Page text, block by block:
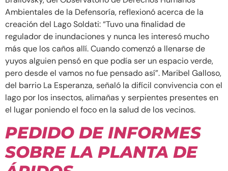
Ambientales de la Defensoría, reflexionó acerca de la
creación del Lago Soldati: “Tuvo una finalidad de
regulador de inundaciones y nunca les interesó mucho
más que los caños allí. Cuando comenzó a llenarse de
yuyos alguien pensó en que podía ser un espacio verde,
pero desde el vamos no fue pensado así”. Maribel Galloso,
del barrio La Esperanza, señaló la difícil convivencia con el
lago por los insectos, alimañas y serpientes presentes en
el lugar poniendo el foco en la salud de los vecinos.
PEDIDO DE INFORMES
SOBRE LA PLANTA DE